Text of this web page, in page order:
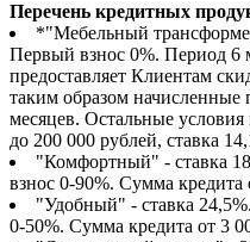
Перечень кредитных
*"Мебельный
Первый взнос 0%. Период 6
предоставляет Клиентам
таким образом начисленные
месяцев. Остальные
до 200 000 рублей, ставка
"Комфортный" - ставка
взнос 0-90%. Сумма кредита
"Удобный" - ставка
0-50%. Сумма кредита от 3